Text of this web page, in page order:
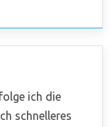
ich die
schnelleres